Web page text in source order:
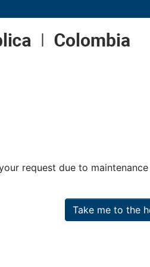
request due to
Take me to the